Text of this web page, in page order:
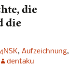
die
die
4NSK, Aufzeichnung,
dentaku